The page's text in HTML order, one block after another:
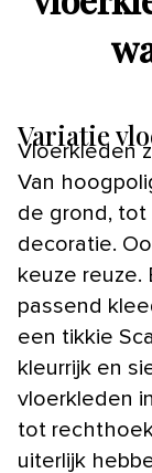
Variatie
Vloerkleden
Van
de grond, tot
decoratie.
keuze reuze.
passend
een tikkie
kleurrijk en
vloerkleden
tot
uiterlijk